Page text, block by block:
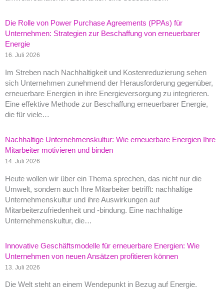
Die Rolle von Power Purchase Agreements (PPAs) für
Unternehmen: Strategien zur Beschaffung von erneuerbarer
Energie
16. Juli 2026
Im Streben nach Nachhaltigkeit und Kostenreduzierung sehen
sich Unternehmen zunehmend der Herausforderung gegenüber,
erneuerbare Energien in ihre Energieversorgung zu integrieren.
Eine effektive Methode zur Beschaffung erneuerbarer Energie,
die für viele…
Nachhaltige Unternehmenskultur: Wie erneuerbare Energien Ihre
Mitarbeiter motivieren und binden
14. Juli 2026
Heute wollen wir über ein Thema sprechen, das nicht nur die
Umwelt, sondern auch Ihre Mitarbeiter betrifft: nachhaltige
Unternehmenskultur und ihre Auswirkungen auf
Mitarbeiterzufriedenheit und -bindung. Eine nachhaltige
Unternehmenskultur, die…
Innovative Geschäftsmodelle für erneuerbare Energien: Wie
Unternehmen von neuen Ansätzen profitieren können
13. Juli 2026
Die Welt steht an einem Wendepunkt in Bezug auf Energie.